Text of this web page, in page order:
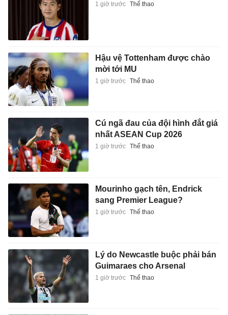
1 giờ trước Thể thao
Hậu vệ Tottenham được chào
mời tới MU
1 giờ trước Thể thao
Cú ngã đau của đội hình đắt giá
nhất ASEAN Cup 2026
1 giờ trước Thể thao
Mourinho gạch tên, Endrick
sang Premier League?
1 giờ trước Thể thao
Lý do Newcastle buộc phải bán
Guimaraes cho Arsenal
1 giờ trước Thể thao